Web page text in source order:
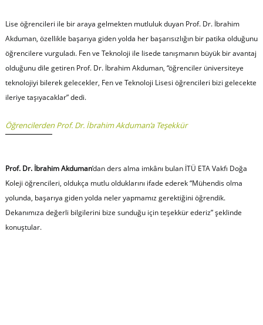
Lise öğrencileri ile bir araya gelmekten mutluluk duyan Prof. Dr. İbrahim
Akduman, özellikle başarıya giden yolda her başarısızlığın bir patika olduğunu
öğrencilere vurguladı. Fen ve Teknoloji ile lisede tanışmanın büyük bir avantaj
olduğunu dile getiren Prof. Dr. İbrahim Akduman, “öğrenciler üniversiteye
teknolojiyi bilerek gelecekler, Fen ve Teknoloji Lisesi öğrencileri bizi gelecekte
ileriye taşıyacaklar” dedi.
Öğrencilerden Prof. Dr. İbrahim Akduman’a Teşekkür
Prof. Dr. İbrahim Akduman’dan ders alma imkânı bulan İTÜ ETA Vakfı Doğa
Koleji öğrencileri, oldukça mutlu olduklarını ifade ederek “Mühendis olma
yolunda, başarıya giden yolda neler yapmamız gerektiğini öğrendik.
Dekanımıza değerli bilgilerini bize sunduğu için teşekkür ederiz” şeklinde
konuştular.